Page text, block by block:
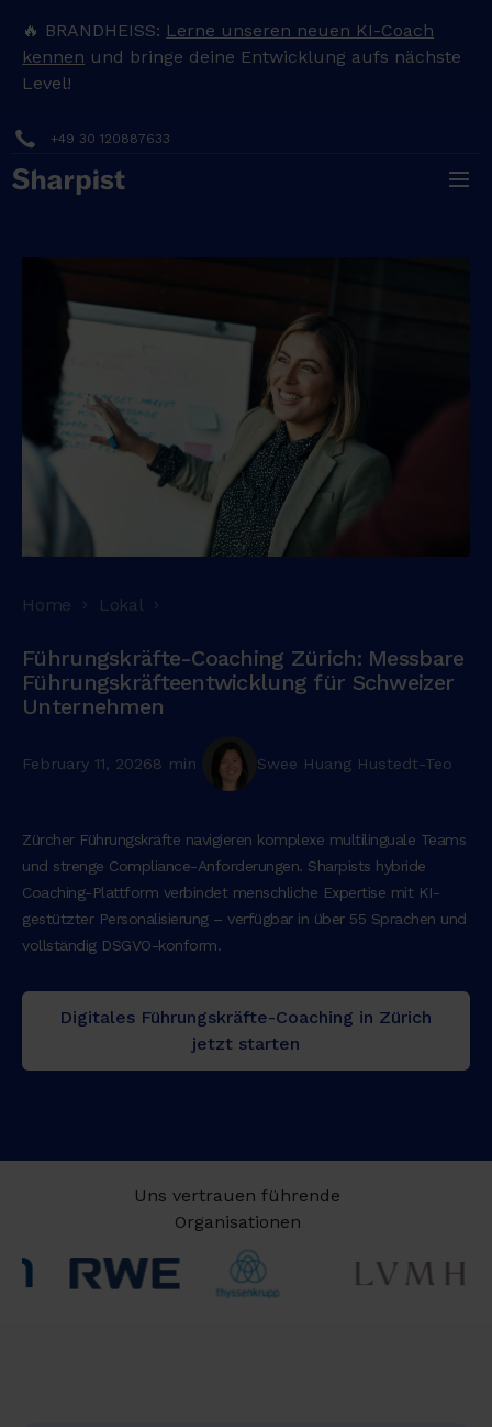
🔥 BRANDHEISS: Lerne unseren neuen KI-Coach
kennen und bringe deine Entwicklung aufs nächste
Level!
+49 30 120887633
Home Lokal
Führungskräfte-Coaching Zürich: Messbare
Führungskräfteentwicklung für Schweizer
Unternehmen
February 11, 20268 min Swee Huang Hustedt-Teo
Zürcher Führungskräfte navigieren komplexe multilinguale Teams
und strenge Compliance-Anforderungen. Sharpists hybride
Coaching-Plattform verbindet menschliche Expertise mit KI-
gestützter Personalisierung – verfügbar in über 55 Sprachen und
vollständig DSGVO-konform.
Digitales Führungskräfte-Coaching in Zürich
jetzt starten
Uns vertrauen führende
Organisationen